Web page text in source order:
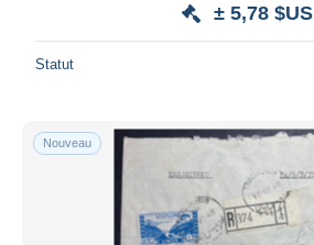
± 5,78 $US
Statut
Nouveau